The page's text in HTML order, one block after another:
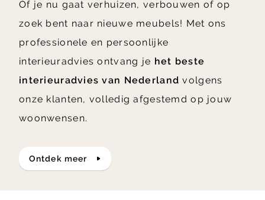
Of je nu gaat verhuizen, verbouwen of op
zoek bent naar nieuwe meubels! Met ons
professionele en persoonlijke
interieuradvies ontvang je het beste
interieuradvies van Nederland volgens
onze klanten, volledig afgestemd op jouw
woonwensen.
ontdek meer